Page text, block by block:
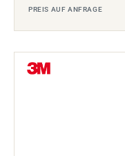
PREIS AUF ANFRAGE